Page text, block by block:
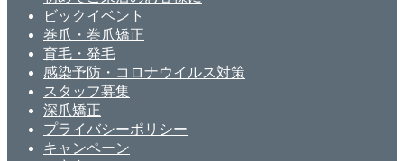
ビックイベント
巻爪・巻爪矯正
育毛・発毛
感染予防・コロナウイルス対策
スタッフ募集
深爪矯正
プライバシーポリシー
キャンペーン